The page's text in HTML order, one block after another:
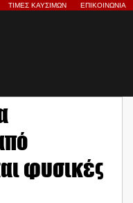
ΤΙΜΕΣ ΚΑΥΣΙΜΩΝ ΕΠΙΚΟΙΝΩΝΙΑ
φυσικές